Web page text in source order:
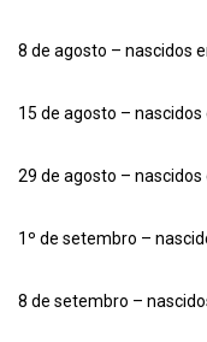
8 de agosto – nascidos
15 de agosto –
29 de agosto –
1º de setembro –
8 de setembro –